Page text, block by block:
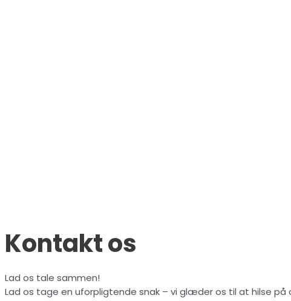
Kontakt os
Lad os tale sammen!
Lad os tage en uforpligtende snak – vi glæder os til at hilse på